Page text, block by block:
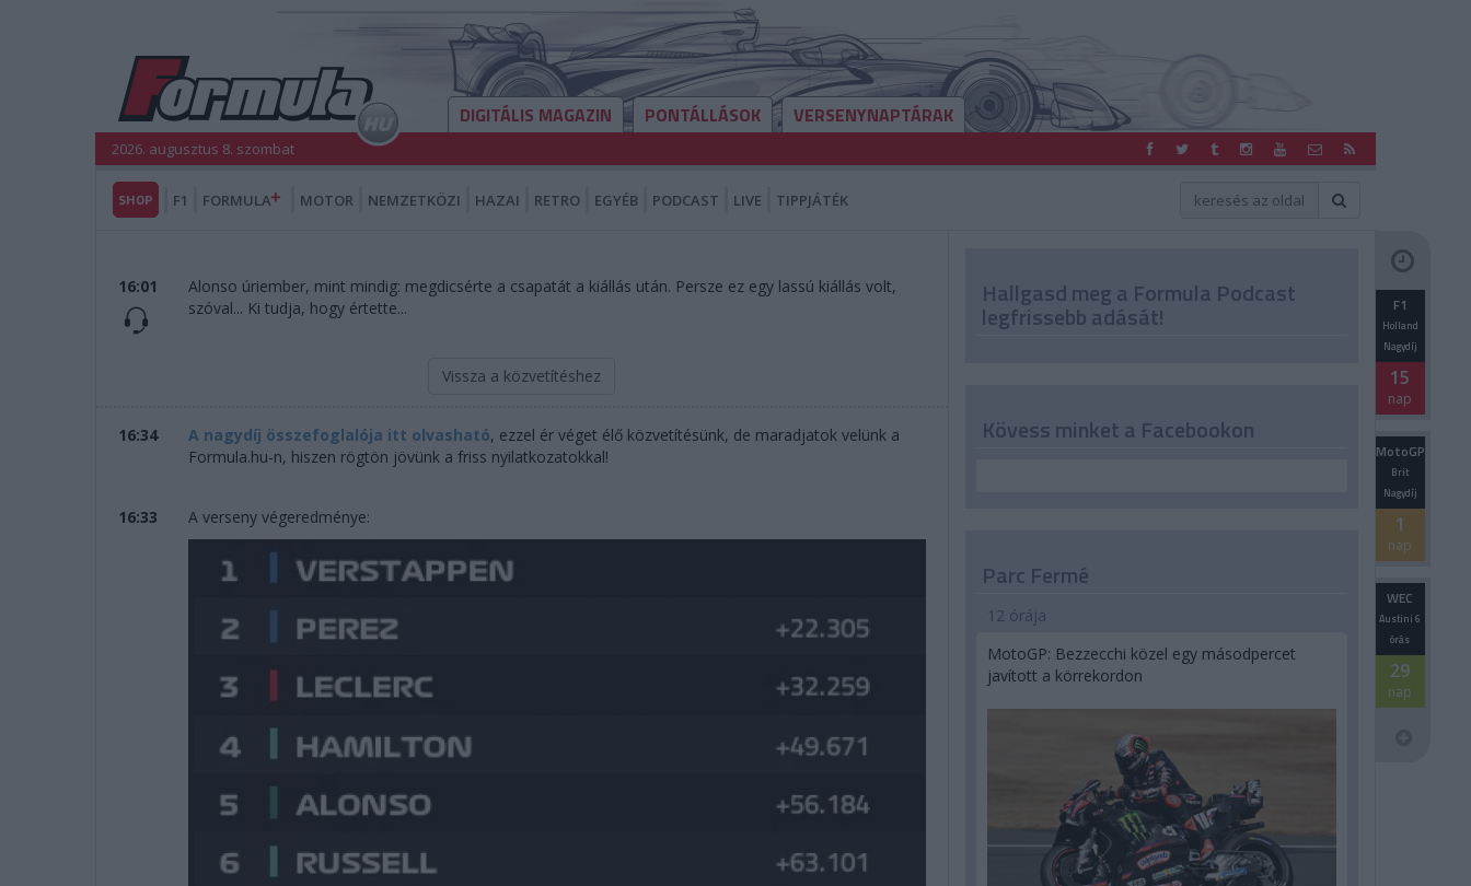
DIGITÁLIS MAGAZIN PONTÁLLÁSOK VERSENYNAPTÁRAK
2026. augusztus 8. szombat
SHOP F1 FORMULA MOTOR NEMZETKÖZI HAZAI RETRO EGYÉB PODCAST LIVE TIPPJÁTÉK
16:01
Alonso úriember, mint mindig: megdicsérte a csapatát a kiállás után. Persze ez egy lassú kiállás volt,
szóval... Ki tudja, hogy értette...
Vissza a közvetítéshez
16:34 A nagydíj összefoglalója itt olvasható, ezzel ér véget élő közvetítésünk, de maradjatok velünk a
Formula.hu-n, hiszen rögtön jövünk a friss nyilatkozatokkal!
16:33 A verseny végeredménye:
Hallgasd meg a Formula Podcast
legfrissebb adását! F1
Holland
Nagydíj
15
nap
MotoGP
Brit
Nagydíj
1
nap
WEC
Austini 6
órás
29
nap
Kövess minket a Facebookon
Parc Fermé
12 órája
MotoGP: Bezzecchi közel egy másodpercet
javított a körrekordon